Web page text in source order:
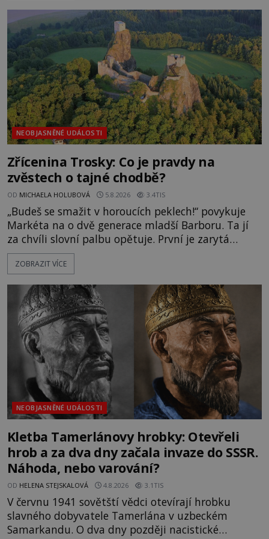
následovat. Vstupujeme na pláž Dumas ve městě
Surat. Gu
NEOBJASNĚNÉ UDÁLOSTI
Zřícenina Trosky: Co je pravdy na
zvěstech o tajné chodbě?
OD MICHAELA HOLUBOVÁ 5.8.2026 3.4TIS
„Budeš se smažit v horoucích peklech!“ povykuje
Markéta na o dvě generace mladší Barboru. Ta jí
za chvíli slovní palbu opětuje. První je zarytá
katolička, druhá přesvědčená kališnice. A každá z
nich se usídlí na jedné z věží slavného hradu
mezi vůdce protihusitského boje. Za manželku má
skutečně jistou
ZOBRAZIT VÍCE
NEOBJASNĚNÉ UDÁLOSTI
Kletba Tamerlánovy hrobky: Otevřeli
hrob a za dva dny začala invaze do SSSR.
Náhoda, nebo varování?
OD HELENA STEJSKALOVÁ 4.8.2026 3.1TIS
V červnu 1941 sovětští vědci otevírají hrobku
slavného dobyvatele Tamerlána v uzbeckém
Samarkandu. O dva dny později nacistické